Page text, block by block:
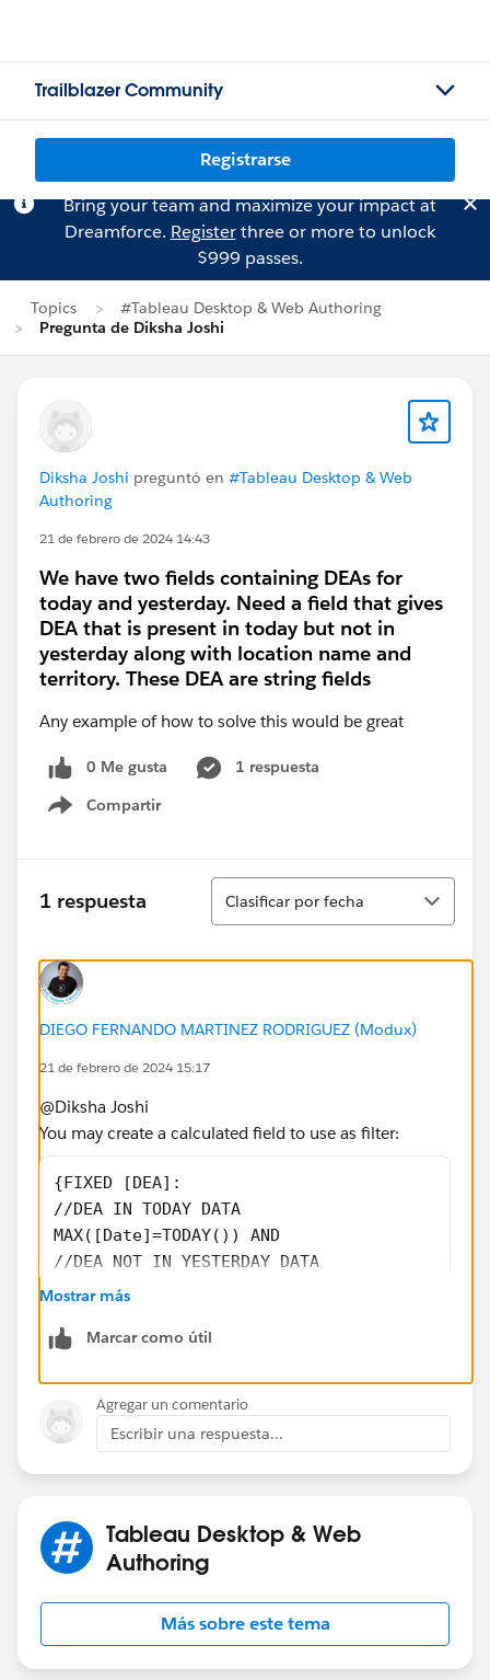
Trailblazer Community
Registrarse
Bring your team and maximize your impact at
Dreamforce. Registerthree or more to unlock
$999 passes.
Topics
#Tableau Desktop & Web Authoring
Pregunta de Diksha Joshi
Diksha Joshi preguntó en #Tableau Desktop & Web
Authoring
21 de febrero de 2024 14:43
We have two fields containing DEAs for
today and yesterday. Need a field that gives
DEA that is present in today but not in
yesterday along with location name and
territory. These DEA are string fields
Any example of how to solve this would be great
0 Me gusta
1 respuesta
Compartir
Show menu
1 respuesta
Ordenar
Clasificar por fecha
DIEGO FERNANDO MARTINEZ RODRIGUEZ (Modux)
21 de febrero de 2024 15:17
@Diksha Joshi​
You may create a calculated field to use as filter:
{FIXED [DEA]:
//DEA IN TODAY DATA
MAX([Date]=TODAY()) AND
//DEA NOT IN YESTERDAY DATA
NOT MAX([Date]=DATEADD("day",-1,TODAY()))
true value.
Finally, Drag DEA, location and territory to the rows
If this post resolves the question, would you be so
kind to "Select as Best"?. This will help other users find
the same answer/resolution and help community keep
track of answered questions. Thank you.
Regards,
Mostrar más
Marcar como útil
Agregar un comentario
Escribir una respuesta...
Tableau Desktop & Web
Authoring
Más sobre este tema